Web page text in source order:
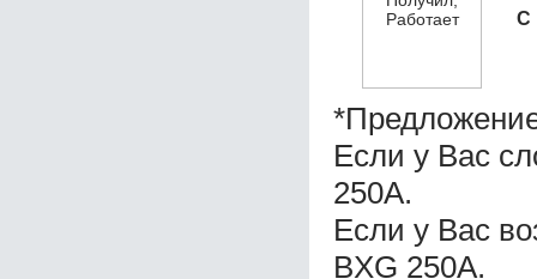
С
Если у Вас
250A.
Если у Вас
BXG 250A.